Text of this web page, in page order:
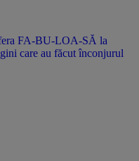
FA-BU-LOA-SĂ la
care au făcut înconjurul